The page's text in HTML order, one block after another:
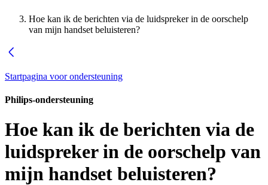
Hoe kan ik de berichten via de luidspreker in de oorschelp
van mijn handset beluisteren?
Startpagina voor ondersteuning
Philips-ondersteuning
Hoe kan ik de berichten via de
luidspreker in de oorschelp van
mijn handset beluisteren?